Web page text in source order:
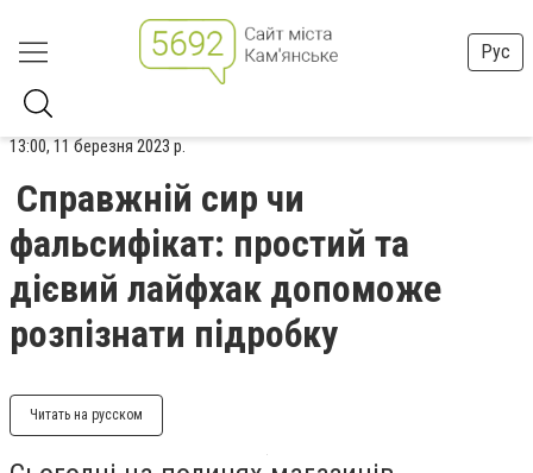
Рус
13:00, 11 березня 2023 р.
Справжній сир чи
фальсифікат: простий та
дієвий лайфхак допоможе
розпізнати підробку
Читать на русском